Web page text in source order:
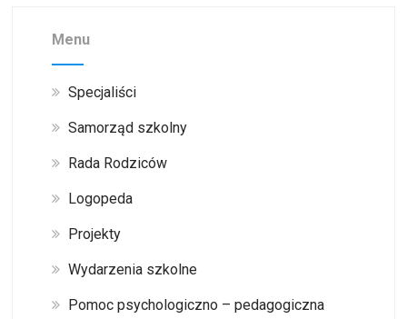
Menu
Specjaliści
Samorząd szkolny
Rada Rodziców
Logopeda
Projekty
Wydarzenia szkolne
Pomoc psychologiczno – pedagogiczna